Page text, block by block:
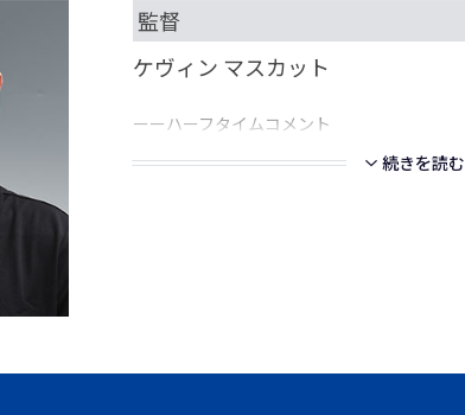
監督
ケヴィン マスカット
ーーハーフタイムコメント
続きを読む